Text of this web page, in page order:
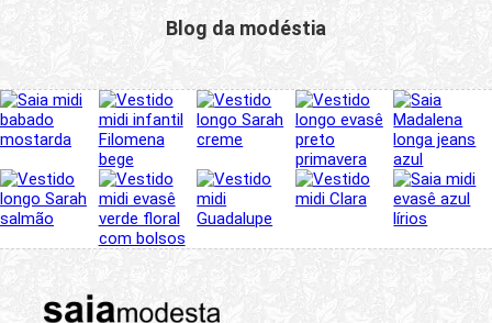
Blog da modéstia